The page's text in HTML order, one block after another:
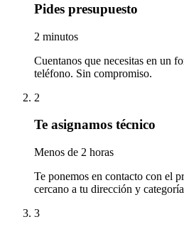
Pides presupuesto
2 minutos
Cuentanos que necesitas en un
teléfono. Sin compromiso.
2
Te asignamos técnico
Menos de 2 horas
Te ponemos en contacto con el
cercano a tu dirección y
3